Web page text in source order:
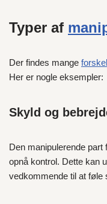
Typer af
Der findes mange
Her er nogle eksempler:
Skyld og
Den manipulerende
opnå kontrol. Dette kan
vedkommende til at føle